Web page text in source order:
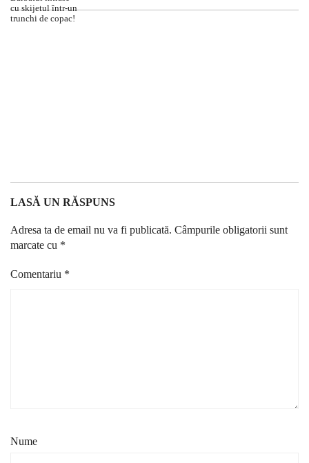
LASĂ UN RĂSPUNS
Adresa ta de email nu va fi publicată. Câmpurile obligatorii sunt
marcate cu *
Comentariu *
Nume